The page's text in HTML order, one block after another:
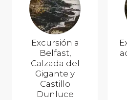
Excursión a
Belfast,
Calzada del
Gigante y
Castillo
Dunluce